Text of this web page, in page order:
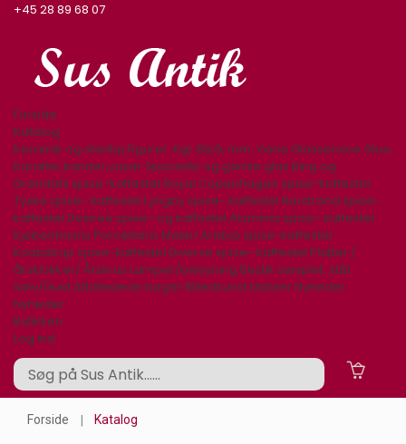
+45 28 89 68 07
Forside
Katalog
Keramik og stentøj Figurer. Kgl. B&G, mm. Varia Glasservice Glas,
Karafler,kander,vaser Specielle og gamle glas Bing og
Grøndahl spise-kaffestel Royal Copenhagen spise-kaffestel
Tyske spise- kaffestel Lyngby spise- kaffestel Rørstrand spise-
kaffestel Desiree spise- og kaffestel Aluminia spise- kaffestel
Kjøbenhavns Porcellains Maleri Arabia spise-kaffestel
Knabstrup spise-kaffestel Diverse spise- kaffestel Platter /
årsklokker/ Årskrus Lamper/belysning Bestik sølvplet, stål
Sølv/Guld Afbilledede bøger Billedkunst Møbler Nyheder
Nyheder
Butikken
Log ind
Forside Katalog